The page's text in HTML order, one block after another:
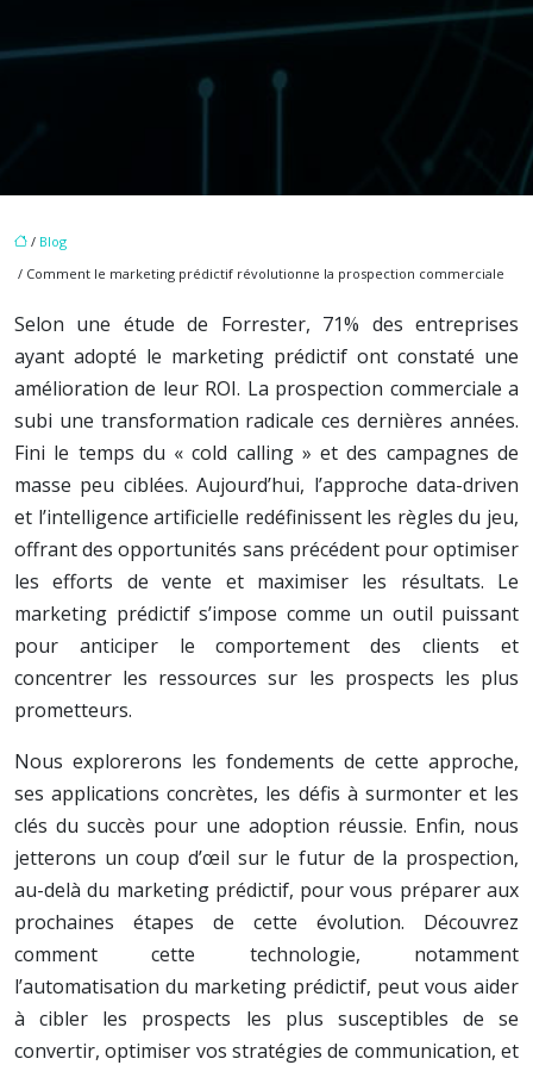
/ Blog
/ Comment le marketing prédictif révolutionne la prospection commerciale
Selon une étude de Forrester, 71% des entreprises
ayant adopté le marketing prédictif ont constaté une
amélioration de leur ROI. La prospection commerciale a
subi une transformation radicale ces dernières années.
Fini le temps du « cold calling » et des campagnes de
masse peu ciblées. Aujourd’hui, l’approche data-driven
et l’intelligence artificielle redéfinissent les règles du jeu,
offrant des opportunités sans précédent pour optimiser
les efforts de vente et maximiser les résultats. Le
marketing prédictif s’impose comme un outil puissant
pour anticiper le comportement des clients et
concentrer les ressources sur les prospects les plus
prometteurs.
Nous explorerons les fondements de cette approche,
ses applications concrètes, les défis à surmonter et les
clés du succès pour une adoption réussie. Enfin, nous
jetterons un coup d’œil sur le futur de la prospection,
au-delà du marketing prédictif, pour vous préparer aux
prochaines étapes de cette évolution. Découvrez
comment cette technologie, notamment
l’automatisation du marketing prédictif, peut vous aider
à cibler les prospects les plus susceptibles de se
convertir, optimiser vos stratégies de communication, et